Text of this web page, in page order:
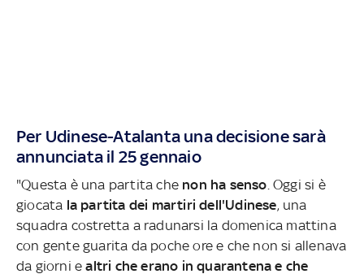
Per Udinese-Atalanta una decisione sarà
annunciata il 25 gennaio
"Questa è una partita che non ha senso . Oggi si è
giocata la partita dei martiri dell'Udinese, una
squadra costretta a radunarsi la domenica mattina
con gente guarita da poche ore e che non si allenava
da giorni ealtri che erano in quarantena e che